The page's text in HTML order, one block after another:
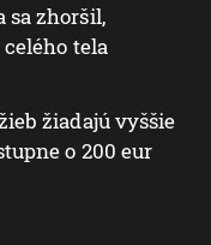
sa zhoršil,
tela
žiadajú vyššie
o 200 eur